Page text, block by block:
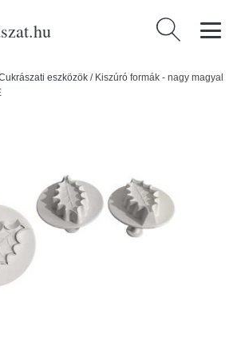
Keresés:
eszközök / Kiszúró formák - nagy magyal